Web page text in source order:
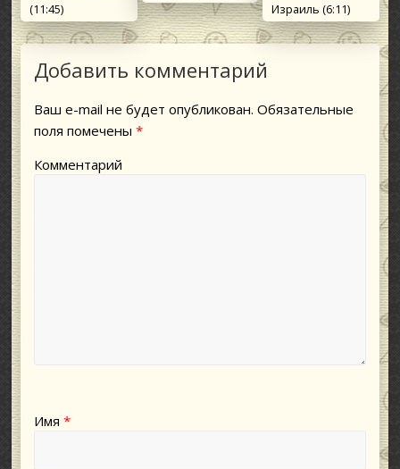
(11:45)
Израиль (6:11)
Добавить комментарий
Ваш e-mail не будет опубликован. Обязательные
поля помечены*
Комментарий
Имя*